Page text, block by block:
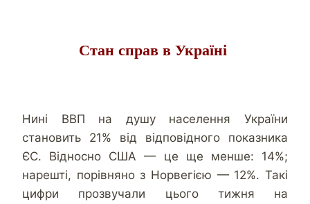
Стан справ в Україні
Нині ВВП на душу населення України
становить 21% від відповідного показника
ЄС. Відносно США — це ще менше: 14%;
нарешті, порівняно з Норвегією — 12%. Такі
цифри прозвучали цього тижня на